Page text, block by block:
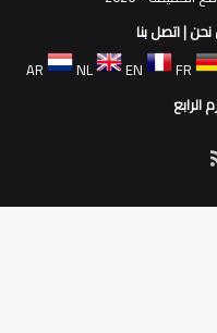
|اتصل بنا
AR
NL EN FR
الموقع